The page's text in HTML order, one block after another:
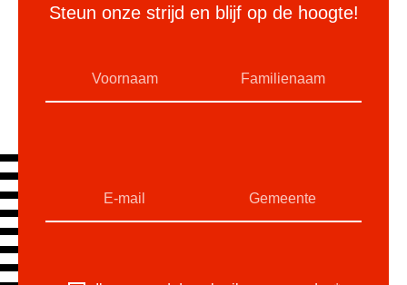
Steun onze strijd en blijf op de hoogte!